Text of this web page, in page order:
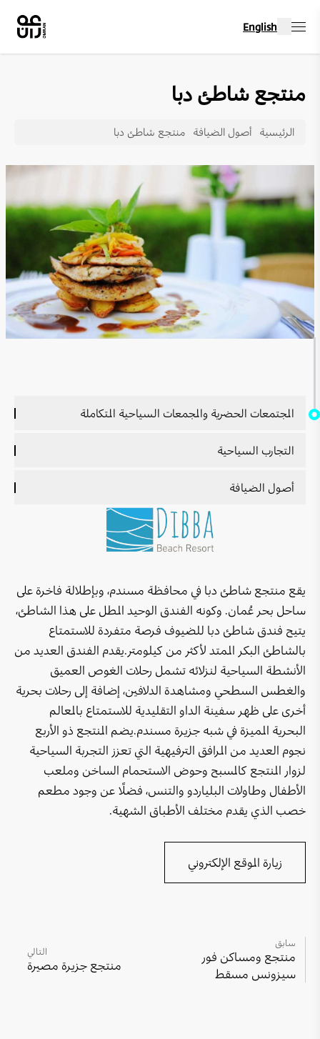
English
منتجع شاطئ دبا
الرئيسية أصول الضيافة منتجع شاطئ دبا
المجتمعات الحضرية والمجمعات السياحية المتكاملة
نظرة عامة عن المجتمعات الحضرية والمجمعات السياحية
ديار رأس الحد
مشروع تطوير حي الأوبرا
عايدة
جبل السيفة
هوانا صلالة
الواجهة البحرية لميناء السلطان قابوس
خليج مسقط
المدينة المستدامة - يتي
الموج مسقط
التجارب السياحية
نظرة عامة عن التجارب السياحية
محمية "رأس الشجر"
وادي الشاب
كهف الهوتة
بر الحكمان
محمية المها العربية
رأس الحد
جبل سمحان
قلعة نزوى
محمية الأراضي الرطبة
مدينة العرفان (شرق)
أصول الضيافة
نظرة عامة عن أصول الضيافة
منتجع "آلي نيفاس"
فلل صلالة بريميوم - ملاذٌ يحمل إرثًا
منتجع ومساكن فور سيزونس مسقط
منتجع شاطئ دبا
منتجع جزيرة مصيرة
سانتاني جبل شمس
منتجع بارسيلو المصنعة
فندق كراون بلازا – مركز عُمان للمؤتمرات والمعارض
فندق كراون بلازا صلالة
فندق دبليو مسقط
فندق إنتركونتيننتال مسقط
يقع منتجع شاطئ دبا في محافظة مسندم، وبإطلالة فاخرة على
ساحل بحر عُمان. وكونه الفندق الوحيد المطل على هذا الشاطئ،
يتيح فندق شاطئ دبا للضيوف فرصة متفردة للاستمتاع
بالشاطئ البكر الممتد لأكثر من كيلومتر.يقدم الفندق العديد من
الأنشطة السياحية لنزلائه تشمل رحلات الغوص العميق
والغطس السطحي ومشاهدة الدلافين، إضافة إلى رحلات بحرية
أخرى على ظهر سفينة الداو التقليدية للاستمتاع بالمعالم
البحرية المميزة في شبه جزيرة مسندم.يضم المنتجع ذو الأربع
نجوم العديد من المرافق الترفيهية التي تعزز التجربة السياحية
لزوار المنتجع كالمسبح وحوض الاستحمام الساخن وملعب
الأطفال وطاولات البلياردو والتنس، فضلًا عن وجود مطعم
خصب الذي يقدم مختلف الأطباق الشهية.
زيارة الموقع الإلكتروني
سابق
منتجع ومساكن فور
سيزونس مسقط
التالي
منتجع جزيرة مصيرة